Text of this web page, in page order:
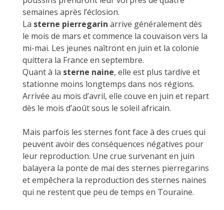
semaines après l’éclosion.
La sterne pierregarin arrive généralement dès
le mois de mars et commence la couvaison vers la
mi-mai. Les jeunes naîtront en juin et la colonie
quittera la France en septembre.
Quant à la sterne naine, elle est plus tardive et
stationne moins longtemps dans nos régions.
Arrivée au mois d’avril, elle couve en juin et repart
dès le mois d’août sous le soleil africain.
Mais parfois les sternes font face à des crues qui
peuvent avoir des conséquences négatives pour
leur reproduction. Une crue survenant en juin
balayera la ponte de mai des sternes pierregarins
et empêchera la reproduction des sternes naines
qui ne restent que peu de temps en Touraine.